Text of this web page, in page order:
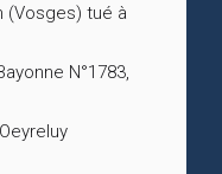
(Vosges) tué à
N°1783,